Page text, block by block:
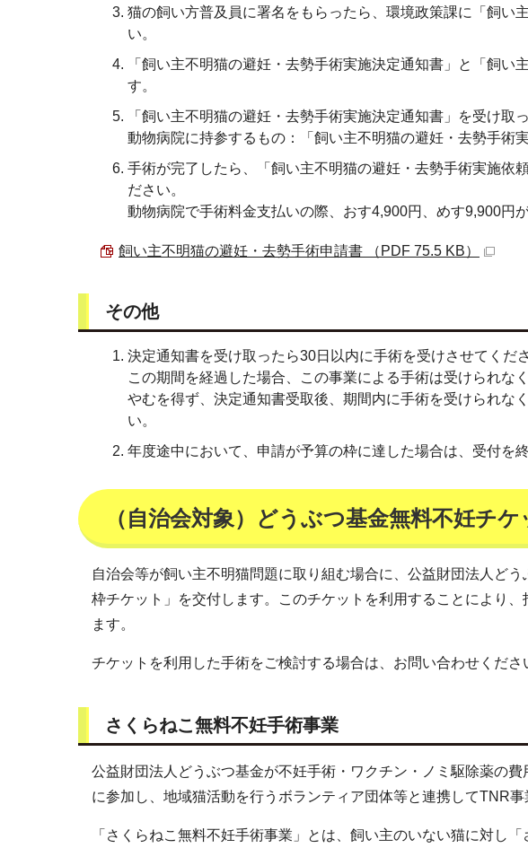
猫の飼い方普及員に署名をもらったら、環境政策課に「飼い
い。
「飼い主不明猫の避妊・去勢手術実施決定通知書」と「飼い
す。
「飼い主不明猫の避妊・去勢手術実施決定通知書」を受け取
動物病院に持参するもの：「飼い主不明猫の避妊・去勢手術実
手術が完了したら、「飼い主不明猫の避妊・去勢手術実施依
ださい。
動物病院で手術料金支払いの際、おす4,900円、めす9,900円
飼い主不明猫の避妊・去勢手術申請書 （PDF 75.5 KB）
その他
決定通知書を受け取ったら30日以内に手術を受けさせてくださ
この期間を経過した場合、この事業による手術は受けられなく
やむを得ず、決定通知書受取後、期間内に手術を受けられな
い。
年度途中において、申請が予算の枠に達した場合は、受付を
（自治会対象）どうぶつ基金無料不妊チ
自治会等が飼い主不明猫問題に取り組む場合に、公益財団法人ど
枠チケット」を交付します。このチケットを利用することにより
ます。
チケットを利用した手術をご検討する場合は、お問い合わせくださ
さくらねこ無料不妊手術事業
公益財団法人どうぶつ基金が不妊手術・ワクチン・ノミ駆除薬の
に参加し、地域猫活動を行うボランティア団体等と連携してTNR事
「さくらねこ無料不妊手術事業」とは、飼い主のいない猫に対し